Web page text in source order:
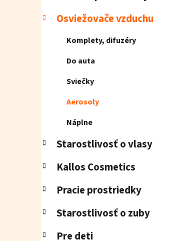
Osviežovače vzduchu
Komplety, difuzéry
Do auta
Sviečky
Aerosoly
Náplne
Starostlivosť o vlasy
Kallos Cosmetics
Pracie prostriedky
Starostlivosť o zuby
Pre deti